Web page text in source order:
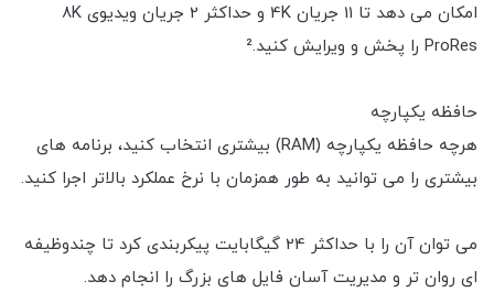
امکان می دهد تا 11 جریان 4K و حداکثر 2 جریان ویدیوی 8K
ProRes را پخش و ویرایش کنید.²
حافظه یکپارچه
هرچه حافظه یکپارچه (RAM) بیشتری انتخاب کنید، برنامه های
بیشتری را می توانید به طور همزمان با نرخ عملکرد بالاتر اجرا کنید.
می توان آن را با حداکثر 24 گیگابایت پیکربندی کرد تا چندوظیفه
ای روان تر و مدیریت آسان فایل های بزرگ را انجام دهد.